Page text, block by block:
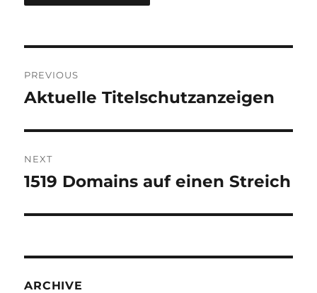
navigation
PREVIOUS
Previous
Aktuelle Titelschutzanzeigen
NEXT
Next
1519 Domains auf einen Streich
ARCHIVE